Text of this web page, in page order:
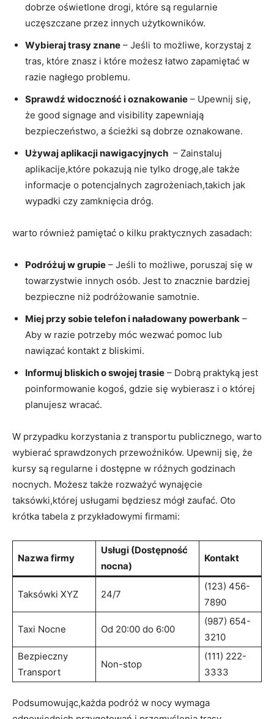
dobrze oświetlone ​drogi, które są regularnie
uczęszczane ⁢przez innych użytkowników.
Wybieraj trasy znane – Jeśli to możliwe, korzystaj z
tras, które znasz i które możesz łatwo zapamiętać w
‌razie‍ nagłego problemu.
Sprawdź widoczność i oznakowanie – Upewnij się,
że⁤ good​ signage and visibility zapewniają
bezpieczeństwo, a ścieżki są dobrze oznakowane.
Używaj ‍aplikacji nawigacyjnych ⁢ – Zainstaluj ​
aplikacije,które pokazują nie tylko drogę,ale także
informacje o potencjalnych zagrożeniach,takich jak
wypadki czy zamknięcia dróg.
warto również pamiętać o kilku ⁢praktycznych zasadach:
Podróżuj⁢ w grupie – Jeśli to możliwe, poruszaj się ​w
towarzystwie‌ innych osób. Jest to znacznie bardziej‍
bezpieczne niż podróżowanie samotnie.
Miej przy sobie telefon i naładowany powerbank –
Aby w razie potrzeby móc wezwać pomoc lub
nawiązać kontakt ​z bliskimi.
Informuj bliskich o swojej trasie – Dobrą praktyką jest
poinformowanie kogoś, gdzie się wybierasz i ⁢o której
planujesz wracać.
W przypadku korzystania z transportu publicznego,⁣ warto
wybierać sprawdzonych⁣ przewoźników. ⁣Upewnij się, że
kursy są regularne i ⁣dostępne w różnych godzinach
nocnych. Możesz także rozważyć wynajęcie
taksówki,której usługami będziesz mógł zaufać. Oto
krótka tabela⁣ z przykładowymi firmami:
Nazwa⁣ firmy
Usługi (Dostępność
nocna)
Kontakt
Taksówki XYZ 24/7
(123) 456-
7890
Taxi Nocne Od 20:00 do 6:00
(987) 654-
3210
Bezpieczny
Transport
Non-stop
(111) 222-
3333
Podsumowując,każda podróż w nocy wymaga